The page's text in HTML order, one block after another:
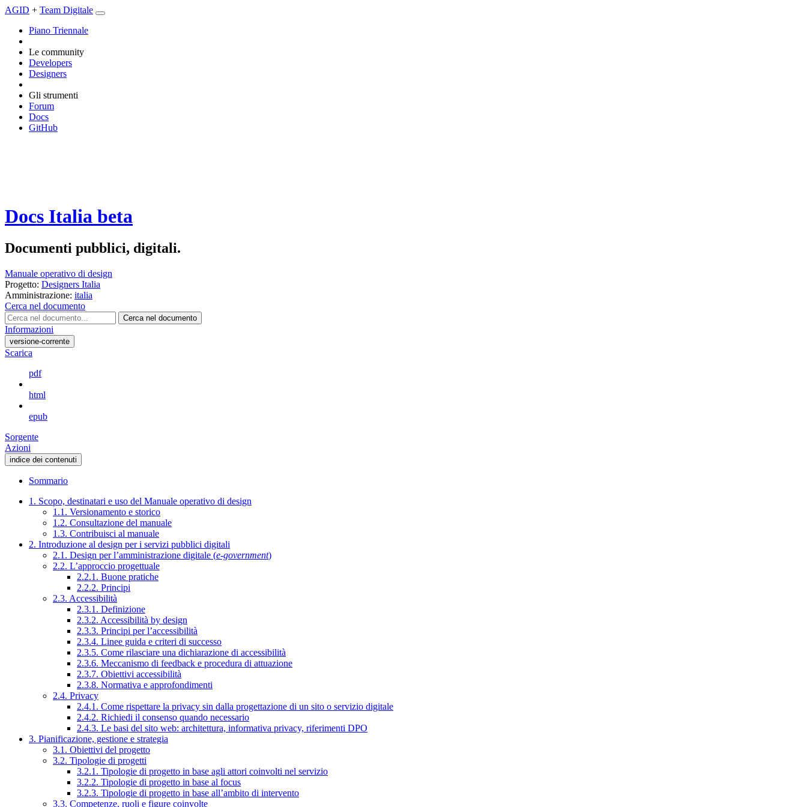
AGID + Team Digitale
Piano Triennale
Le community
Developers
Designers
Gli strumenti
Forum
Docs
GitHub
Docs Italia beta
Documenti pubblici, digitali.
Manuale operativo di design
Progetto: Designers Italia
Amministrazione: italia
Cerca nel documento
Cerca nel documento
Informazioni
versione-corrente
Scarica
pdf
html
epub
Sorgente
Azioni
indice dei contenuti
Sommario
1. Scopo, destinatari e uso del Manuale operativo di design
1.1. Versionamento e storico
1.2. Consultazione del manuale
1.3. Contribuisci al manuale
2. Introduzione al design per i servizi pubblici digitali
2.1. Design per l’amministrazione digitale (e-government)
2.2. L’approccio progettuale
2.2.1. Buone pratiche
2.2.2. Principi
2.3. Accessibilità
2.3.1. Definizione
2.3.2. Accessibilità by design
2.3.3. Principi per l’accessibilità
2.3.4. Linee guida e criteri di successo
2.3.5. Come rilasciare una dichiarazione di accessibilità
2.3.6. Meccanismo di feedback e procedura di attuazione
2.3.7. Obiettivi accessibilità
2.3.8. Normativa e approfondimenti
2.4. Privacy
2.4.1. Come rispettare la privacy sin dalla progettazione di un sito o servizio digitale
2.4.2. Richiedi il consenso quando necessario
2.4.3. Le basi del sito web: architettura, informativa privacy, riferimenti DPO
3. Pianificazione, gestione e strategia
3.1. Obiettivi del progetto
3.2. Tipologie di progetti
3.2.1. Tipologie di progetto in base agli attori coinvolti nel servizio
3.2.2. Tipologie di progetto in base al focus
3.2.3. Tipologie di progetto in base all’ambito di intervento
3.3. Competenze, ruoli e figure coinvolte